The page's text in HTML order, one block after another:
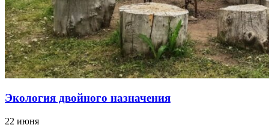
Экология двойного назначения
22 июня